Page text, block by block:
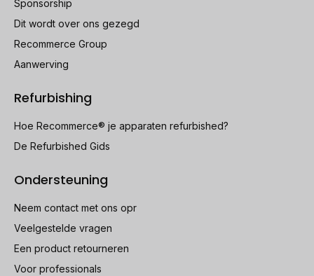
Sponsorship
Dit wordt over ons gezegd
Recommerce Group
Aanwerving
Refurbishing
Hoe Recommerce® je apparaten refurbished?
De Refurbished Gids
Ondersteuning
Neem contact met ons opr
Veelgestelde vragen
Een product retourneren
Voor professionals